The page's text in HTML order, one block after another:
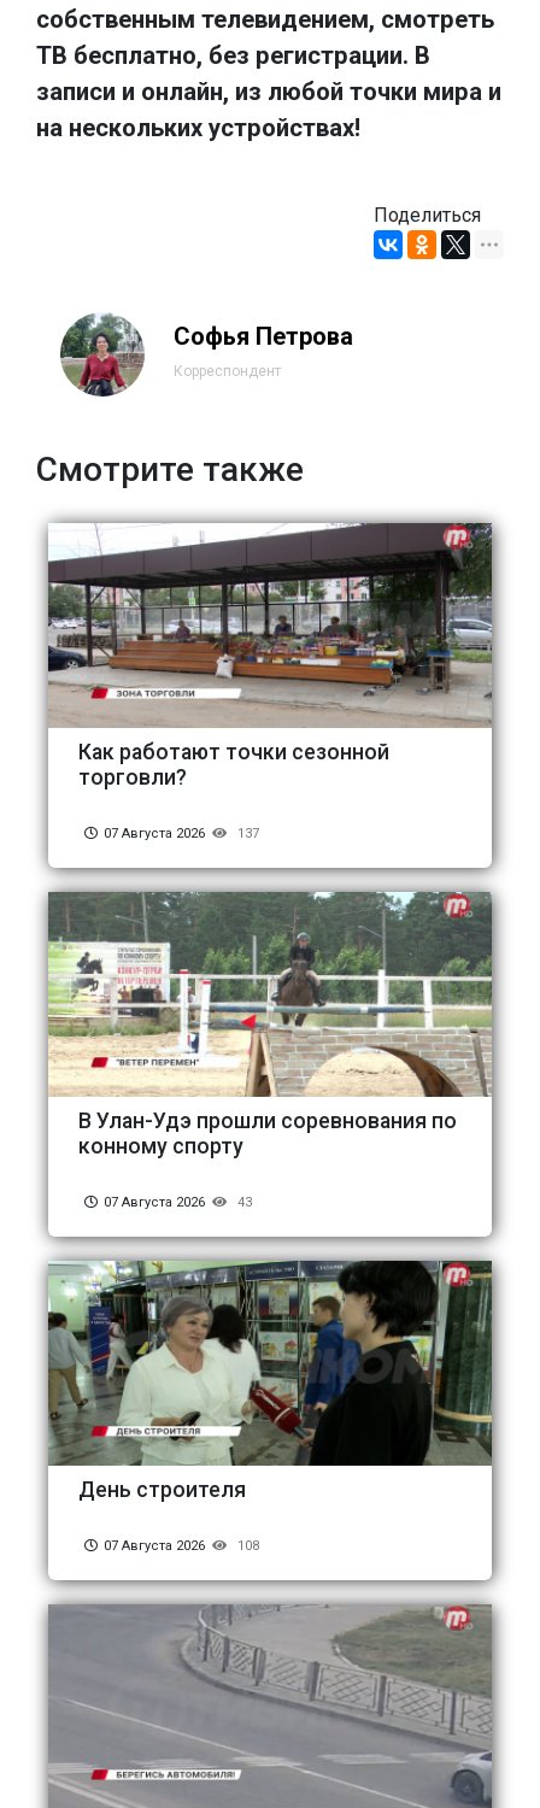
собственным телевидением, смотреть
ТВ бесплатно, без регистрации. В
записи и онлайн, из любой точки мира и
на нескольких устройствах!
Поделиться
Софья Петрова
Корреспондент
Смотрите также
Как работают точки сезонной
торговли?
07 Августа 2026 137
В Улан-Удэ прошли соревнования по
конному спорту
07 Августа 2026 43
День строителя
07 Августа 2026 108